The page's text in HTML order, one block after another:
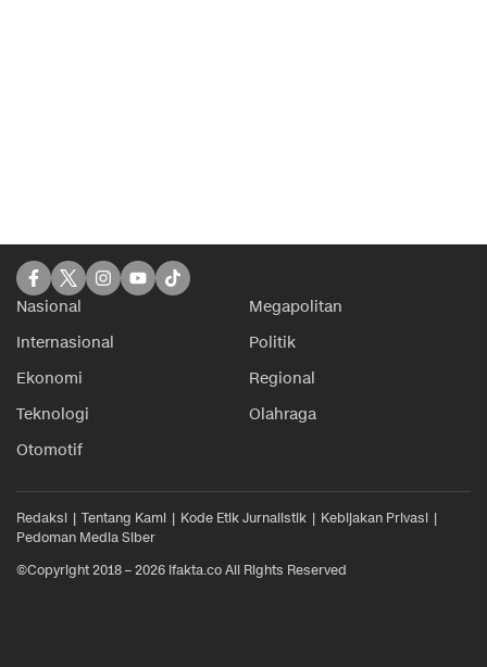
Nasional
Megapolitan
Internasional
Politik
Ekonomi
Regional
Teknologi
Olahraga
Otomotif
Redaksi Tentang Kami Kode Etik Jurnalistik
Kebijakan Privasi
Pedoman Media Siber
©Copyright 2018 – 2026 ifakta.co All Rights Reserved